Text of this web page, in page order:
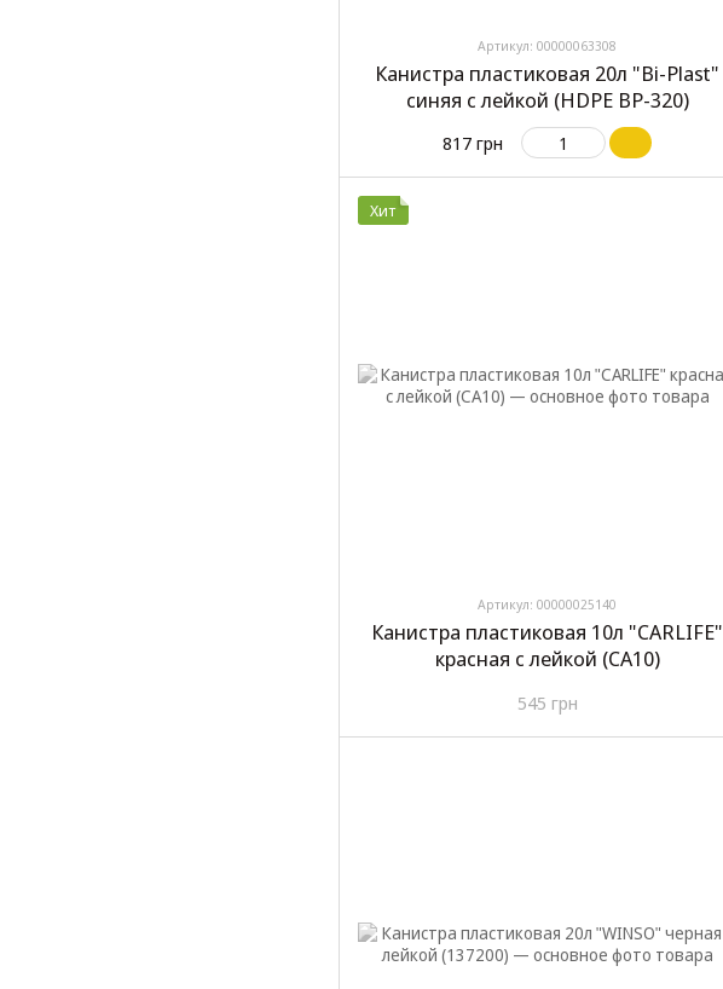
Артикул: 00000063308
Канистра пластиковая 20л "Bi-Plast"
синяя с лейкой (HDPE BP-320)
817 грн
Хит
Артикул: 00000025140
Канистра пластиковая 10л "CARLIFE"
красная с лейкой (CA10)
545 грн